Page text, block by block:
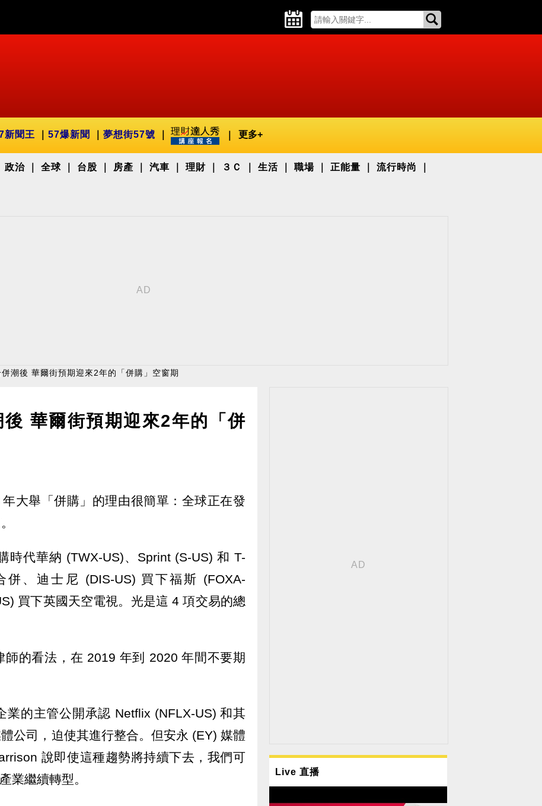
新聞王 57爆新聞 夢想街57號 更多+
政治 全球 台股 房產 汽車 理財 ３Ｃ 生活 職場 正能量 流行時尚
潮後 華爾街預期迎來2年的「併購」空窗期
華爾街預期迎來2年的「併
大舉「併購」的理由很簡單：全球正在發
時代華納 (TWX-US)、Sprint (S-US) 和 T-
併、迪士尼 (DIS-US) 買下福斯 (FOXA-
買下英國天空電視。光是這 4 項交易的總
的看法，在 2019 年到 2020 年間不要期
業的主管公開承認 Netflix (NFLX-US) 和其
公司，迫使其進行整合。但安永 (EY) 媒體
說即使這種趨勢將持續下去，我們可
業繼續轉型。
Live 直播